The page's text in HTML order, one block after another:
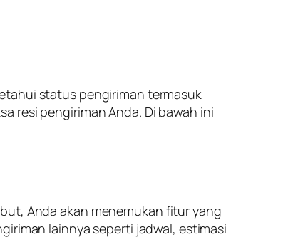
status pengiriman termasuk
resi pengiriman Anda. Di bawah ini
Anda akan menemukan fitur yang
lainnya seperti jadwal, estimasi